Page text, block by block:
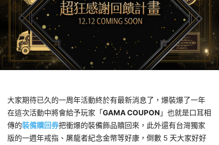
大家期待已久的一周年活動終於有最新消息了，爆裝爆了一年
在這次活動中將會給予玩家「GAMA COUPON 」也就是口耳相
傳的裝備贖回券把衝爆的裝備飾品贖回來，此外還有台灣獨家
版的一週年戒指、屠龍者紀念金幣等好康，倒數 5 天大家好好